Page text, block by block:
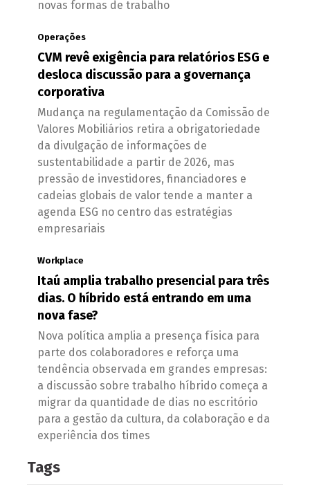
novas formas de trabalho
Operações
CVM revê exigência para relatórios ESG e
desloca discussão para a governança
corporativa
Mudança na regulamentação da Comissão de
Valores Mobiliários retira a obrigatoriedade
da divulgação de informações de
sustentabilidade a partir de 2026, mas
pressão de investidores, financiadores e
cadeias globais de valor tende a manter a
agenda ESG no centro das estratégias
empresariais
Workplace
Itaú amplia trabalho presencial para três
dias. O híbrido está entrando em uma
nova fase?
Nova política amplia a presença física para
parte dos colaboradores e reforça uma
tendência observada em grandes empresas:
a discussão sobre trabalho híbrido começa a
migrar da quantidade de dias no escritório
para a gestão da cultura, da colaboração e da
experiência dos times
Tags